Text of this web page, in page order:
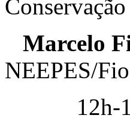
Marcelo
NEEPES/
12h-